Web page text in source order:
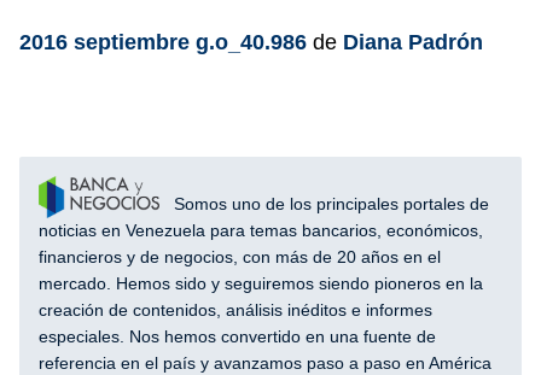
2016 septiembre g.o_40.986 de Diana Padrón
Somos uno de los principales portales de
noticias en Venezuela para temas bancarios, económicos,
financieros y de negocios, con más de 20 años en el
mercado. Hemos sido y seguiremos siendo pioneros en la
creación de contenidos, análisis inéditos e informes
especiales. Nos hemos convertido en una fuente de
referencia en el país y avanzamos paso a paso en América